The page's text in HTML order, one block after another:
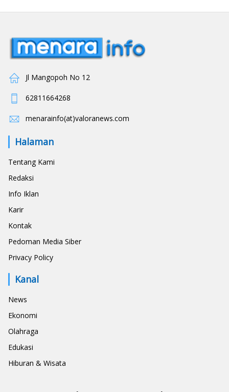
Jl Mangopoh No 12
62811664268
menarainfo(at)valoranews.com
Halaman
Tentang Kami
Redaksi
Info Iklan
Karir
Kontak
Pedoman Media Siber
Privacy Policy
Kanal
News
Ekonomi
Olahraga
Edukasi
Hiburan & Wisata